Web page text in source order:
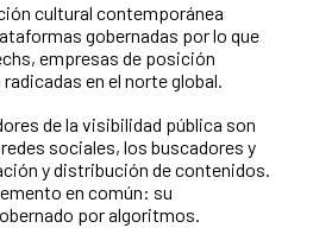
cultural contemporánea
gobernadas por lo que
empresas de posición
en el norte global.
de la visibilidad pública son
sociales, los buscadores y
y distribución de contenidos.
en común: su
por algoritmos.